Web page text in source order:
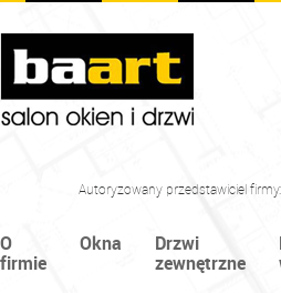
Autoryzowany przedstawiciel firmy:
O
firmie
Okna
Drzwi
zewnętrzne